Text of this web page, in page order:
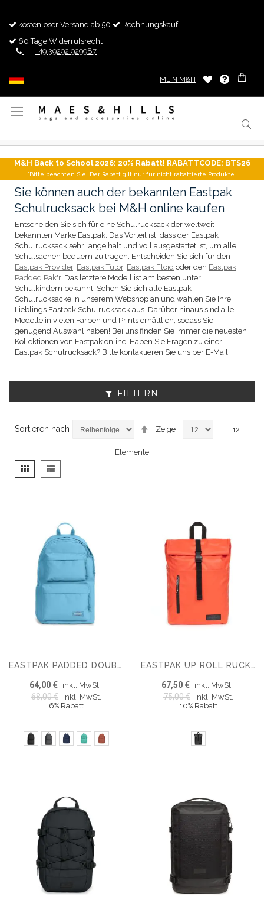
kostenloser Versand ab 50
Rechnungskauf
60 Tage Widerrufsrecht
+49 39292 929987
MEIN M&H
Navigation
umschalten
M&H Back to School 2026: 20% Rabatt! RABATTCODE: BTS26
*Bitte beachten Sie: Der Rabatt gilt nur für nicht rabattierte Produkte.
Sie können auch der bekannten Eastpak
Schulrucksack bei M&H online kaufen
Entscheiden Sie sich für eine Schulrucksack der weltweit
bekannten Marke Eastpak. Das Vorteil ist, dass der Eastpak
Schulrucksack sehr lange hält und voll ausgestattet ist, um alle
Schulsachen bequem zu tragen. Entscheiden Sie sich für den
Eastpak Provider, Eastpak Tutor, Eastpak Floid oder den Eastpak
Padded Pak'r. Das letztere Modell ist am besten unter
Schulkindern bekannt. Sehen Sie sich alle Eastpak
Schulrucksäcke in unserem Webshop an und wählen Sie Ihre
Lieblings Eastpak Schulrucksack aus. Darüber hinaus sind alle
Modelle in vielen Farben und Prints erhältlich, sodass Sie
genügend Auswahl haben! Bei uns finden Sie immer die neuesten
Kollektionen von Eastpak online. Haben Sie Fragen zu einer
Eastpak Schulrucksack? Bitte kontaktieren Sie uns per E-Mail.
FILTERN
Sortieren nach
Absteigend
sortieren
Zeige 12
Elemente
Anzeigen
als
Liste Liste
EASTPAK PADDED DOUBLE RUCKSACK
64,00 € inkl. MwSt.
68,00 €
inkl. MwSt.
6% Rabatt
EASTPAK UP ROLL RUCKSACK
67,50 € inkl. MwSt.
75,00 €
inkl. MwSt.
10% Rabatt